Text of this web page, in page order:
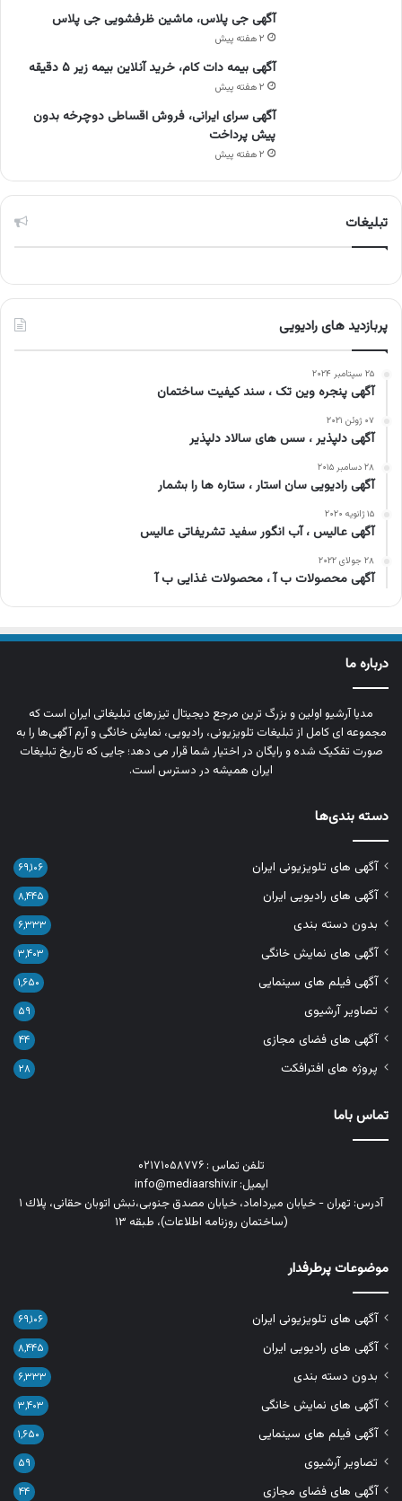
آگهی جی پلاس، ماشین ظرفشویی جی پلاس
۲ هفته پیش
آگهی بیمه دات کام، خرید آنلاین بیمه زیر ۵ دقیقه
۲ هفته پیش
آگهی سرای ایرانی، فروش اقساطی دوچرخه بدون
پیش پرداخت
۲ هفته پیش
تبلیغات
پربازدید های رادیویی
۲۵ سپتامبر ۲۰۲۴
آگهی پنجره وین تک ، سند کیفیت ساختمان
۰۷ ژوئن ۲۰۲۱
آگهی دلپذیر ، سس های سالاد دلپذیر
۲۸ دسامبر ۲۰۱۵
آگهی رادیویی سان استار ، ستاره ها را بشمار
۱۵ ژانویه ۲۰۲۰
آگهی عالیس ، آب انگور سفید تشریفاتی عالیس
۲۸ جولای ۲۰۲۲
آگهی محصولات ب آ ، محصولات غذایی ب آ
درباره ما
مدیا آرشیو اولین و بزرگ‌ ترین مرجع دیجیتال تیزرهای تبلیغاتی ایران است که
مجموعه‌ ای کامل از تبلیغات تلویزیونی، رادیویی، نمایش خانگی و آرم‌ آگهی‌ها را به‌
صورت تفکیک‌ شده و رایگان در اختیار شما قرار می‌ دهد؛ جایی که تاریخ تبلیغات
ایران همیشه در دسترس است.
دسته بندی‌ها
آگهی های تلویزیونی ایران ۶۹,۱۰۶
آگهی های رادیویی ایران ۸,۴۴۵
بدون دسته بندی ۶,۳۳۳
آگهی های نمایش خانگی ۳,۴۰۳
آگهی فیلم های سینمایی ۱,۶۵۰
تصاویر آرشیوی ۵۹
آگهی های فضای مجازی ۴۴
پروژه های افترافکت ۲۸
تماس باما
تلفن تماس : ۰۲۱۷۱۰۵۸۷۷۶
ایمیل: info@mediaarshiv.ir
آدرس: تهران - خیابان میرداماد، خیابان مصدق جنوبی،نبش اتوبان حقانی، پلاك ١
(ساختمان روزنامه اطلاعات)، طبقه ۱۳
موضوعات پرطرفدار
آگهی های تلویزیونی ایران ۶۹,۱۰۶
آگهی های رادیویی ایران ۸,۴۴۵
بدون دسته بندی ۶,۳۳۳
آگهی های نمایش خانگی ۳,۴۰۳
آگهی فیلم های سینمایی ۱,۶۵۰
تصاویر آرشیوی ۵۹
آگهی های فضای مجازی ۴۴